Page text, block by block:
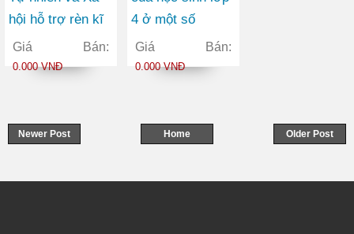
hội hỗ trợ rèn kĩ
năng đọc, viết
cho học sinh lớp
Giá Bán:
0.000 VNĐ
4 ở một số
trường tiểu học
tại huyện Ba Tơ
Giá Bán:
0.000 VNĐ
Newer Post Older Post
Home